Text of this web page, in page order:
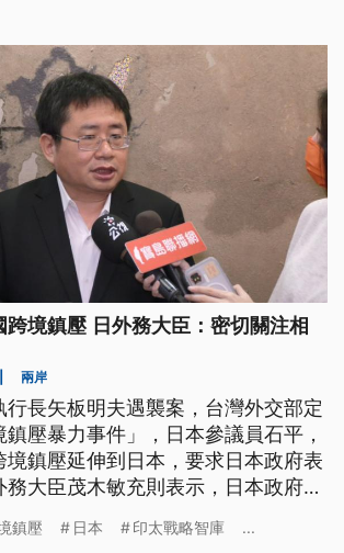
跨境鎮壓 日外務大臣：密切關注相
兩岸
行長矢板明夫遇襲案，台灣外交部定
壓暴力事件」，日本參議員石平，
境鎮壓延伸到日本，要求日本政府表
大臣茂木敏充則表示，日本政府不
及國內正當言論、研究活動不受影
鎮壓 日本 印太戰略智庫 ...